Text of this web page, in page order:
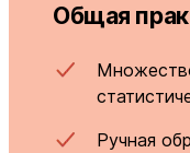
Общая
Ручная